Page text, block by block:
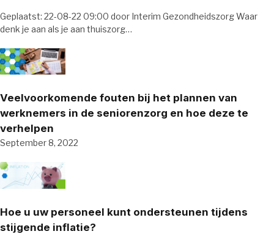
Geplaatst: 22-08-22 09:00 door Interim Gezondheidszorg Waar
denk je aan als je aan thuiszorg…
Veelvoorkomende fouten bij het plannen van
werknemers in de seniorenzorg en hoe deze te
verhelpen
September 8, 2022
Hoe u uw personeel kunt ondersteunen tijdens
stijgende inflatie?